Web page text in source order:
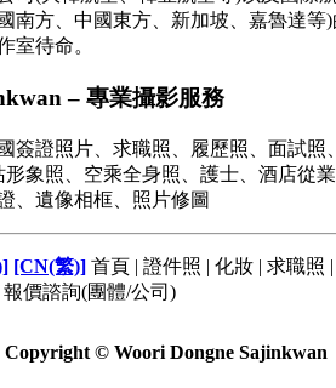
南方、中國東方、新加坡、嘉魯達等
室待命。
– 專業攝影服務
簽證照片、求職照、履歷照、面試照
象照、空乘全身照、護士、酒店從
、遺像相框、照片修圖
[CN(繁)] 首頁 | 證件照 | 化妝 | 求職照
價諮詢(團體/公司)
Copyright © Woori Dongne Sajinkwan